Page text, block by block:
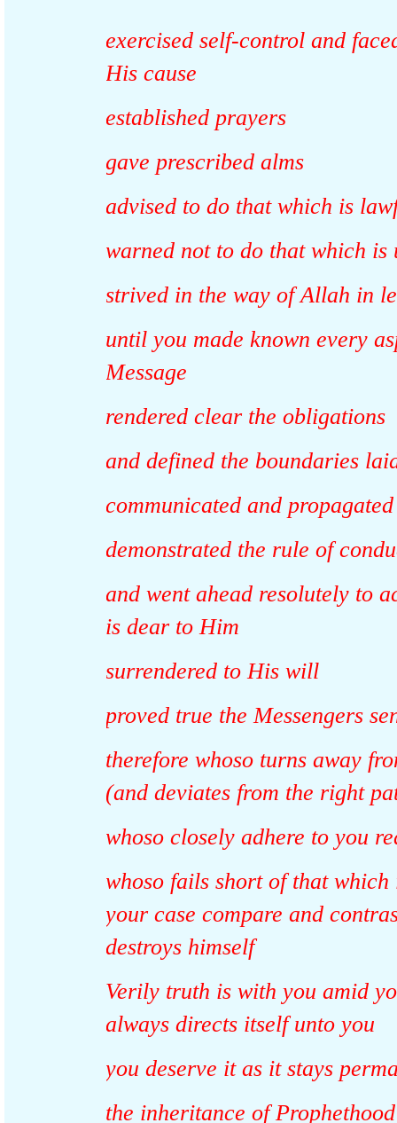
exercised self-control and
His cause
established prayers
gave prescribed alms
advised to do that which is
warned not to do that which
strived in the way of Allah
until you made known every
Message
rendered clear the
and defined the boundaries
communicated and
demonstrated the rule of
and went ahead resolutely
is dear to Him
surrendered to His will
proved true the Messengers
therefore whoso turns away
(and deviates from the right
whoso closely adhere to you
whoso fails short of that
your case compare and
destroys himself
Verily truth is with you amid
always directs itself unto you
you deserve it as it stays
the inheritance of